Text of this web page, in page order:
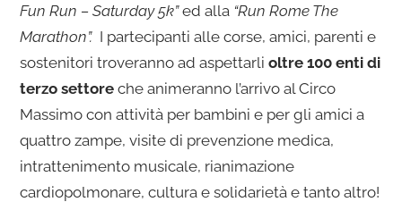
Fun Run – Saturday 5k”ed alla “Run Rome The
Marathon”. I partecipanti alle corse, amici, parenti e
sostenitori troveranno ad aspettarli oltre 100 enti di
terzo settoreche animeranno l’arrivo al Circo
Massimo con attività per bambini e per gli amici a
quattro zampe, visite di prevenzione medica,
intrattenimento musicale, rianimazione
cardiopolmonare, cultura e solidarietà e tanto altro!